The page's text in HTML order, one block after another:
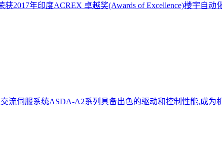
年印度ACREX 卓越奖(Awards of Excellence)楼宇自动
伺服系统ASDA-A2系列具备出色的驱动和控制性能,成为